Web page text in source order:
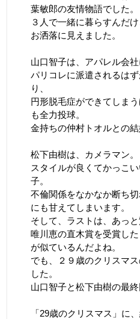
葉敏郎の友情物語でした。
３人で一緒に暮らすんだ
お洒落に見えました。
山口智子は、アパレル会社
パリコレに派遣されるは
り、
円形脱毛症ができてしま
も全力投球。
金持ちの仲村トオルとの結
松下由樹は、カメラマン。
スタイルが良くてかっこ
子。
不倫関係をなかなか断ち
にも甘えてしまいます。
そして、ラストは、あっと
唯川恵の直木賞を受賞し
が似ているんだよね。
でも、２９歳のクリスマ
した。
山口智子と松下由樹の最終
「29歳のクリスマス」に